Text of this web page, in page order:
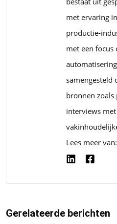
met ervaring
productie-
met een
samengesteld
bronnen
interviews
Lees meer van:
Gerelateerde berichten